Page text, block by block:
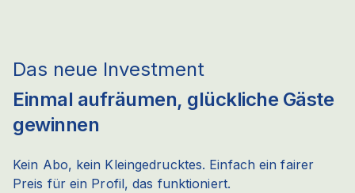
Das neue Investment
Einmal aufräumen, glückliche Gäste
gewinnen
Kein Abo, kein Kleingedrucktes. Einfach ein fairer
Preis für ein Profil, das funktioniert.